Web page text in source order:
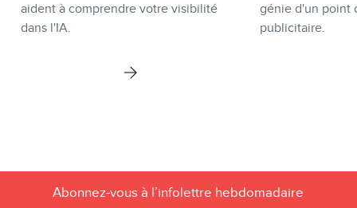
aident à comprendre votre visibilité
dans l'IA.
génie d'un point
publicitaire.
Abonnez-vous à l’infolettre hebdomadaire